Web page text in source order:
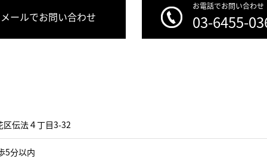
メールでお問い合わせ
お電話でお問い合わせ
03-6455-
区伝法４丁目3-32
5分以内